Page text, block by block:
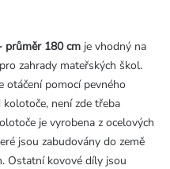
průměr 180 cm je vhodný na
zahrady mateřských škol.
pomocí pevného
není zde třeba
je vyrobena z ocelových
jsou zabudovány do země
Ostatní kovové díly jsou